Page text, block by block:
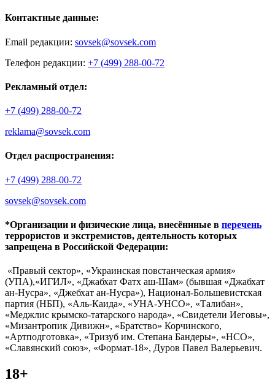
Контактные данные:
Email редакции: sovsek@sovsek.com
Телефон редакции: +7 (499) 288-00-72
Рекламный отдел:
+7 (499) 288-00-72
reklama@sovsek.com
Отдел распространения:
+7 (499) 288-00-72
sovsek@sovsek.com
*Организации и физические лица, внесённные в перечень
террористов и экстремистов, деятельность которых
запрещена в Российской Федерации:
«Правый сектор», «Украинская повстанческая армия»
(УПА),«ИГИЛ», «Джабхат Фатх аш-Шам» (бывшая «Джабхат
ан-Нусра», «Джебхат ан-Нусра»), Национал-Большевистская
партия (НБП), «Аль-Каида», «УНА-УНСО», «Талибан»,
«Меджлис крымско-татарского народа», «Свидетели Иеговы»,
«Мизантропик Дивижн», «Братство» Корчинского,
«Артподготовка», «Тризуб им. Степана Бандеры», «НСО»,
«Славянский союз», «Формат-18», Дуров Павел Валерьевич.
18+